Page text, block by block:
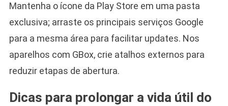
Mantenha o ícone da Play Store em uma pasta
exclusiva; arraste os principais serviços Google
para a mesma área para facilitar updates. Nos
aparelhos com GBox, crie atalhos externos para
reduzir etapas de abertura.
Dicas para prolongar a vida útil do